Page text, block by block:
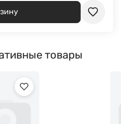
товары